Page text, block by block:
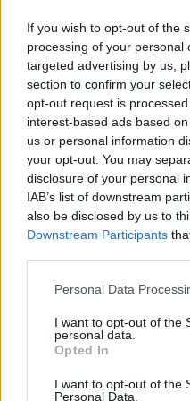
If you wish to opt-out of the
processing of your personal
targeted advertising by us,
section to confirm your
opt-out request is
interest-based ads based
us or personal information
your opt-out. You may
disclosure of your personal
IAB’s list of downstream
also be disclosed by us to
Downstream Participants
Personal Data
I want to opt-out of the
personal data.
Opted In
I want to opt-out of the
Personal Data.
Cómo ir desde